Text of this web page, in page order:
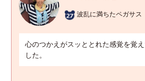
波乱に満ちたペガサス
心のつかえがスッととれた感覚を覚
した。